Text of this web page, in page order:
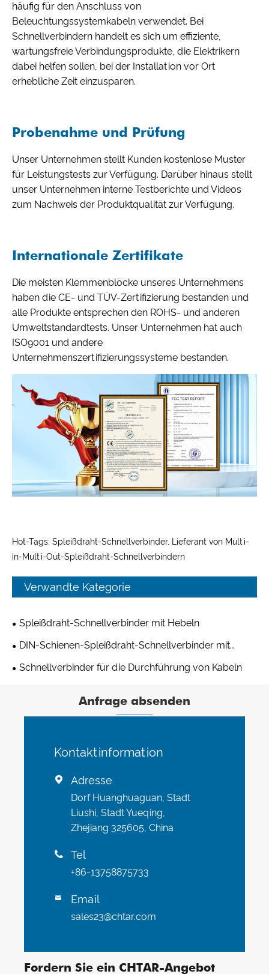
häufig für den Anschluss von
Beleuchtungssystemkabeln verwendet. Bei
Schnellverbindern handelt es sich um effiziente,
wartungsfreie Verbindungsprodukte, die Elektrikern
dabei helfen sollen, bei der Installation vor Ort
erhebliche Zeit einzusparen.
Probenahme und Prüfung
Unser Unternehmen stellt Kunden kostenlose Muster
für Leistungstests zur Verfügung. Darüber hinaus stellt
unser Unternehmen interne Testberichte und Videos
zum Nachweis der Produktqualität zur Verfügung.
Internationale Zertifikate
Die meisten Klemmenblöcke unseres Unternehmens
haben die CE- und TÜV-Zertifizierung bestanden und
alle Produkte entsprechen den ROHS- und anderen
Umweltstandardtests. Unser Unternehmen hat auch
ISO9001 und andere
Unternehmenszertifizierungssysteme bestanden.
Hot-Tags: Spleißdraht-Schnellverbinder, Lieferant von Multi-
in-Multi-Out-Spleißdraht-Schnellverbindern
Verwandte Kategorie
Spleißdraht-Schnellverbinder mit Hebeln
DIN-Schienen-Spleißdraht-Schnellverbinder mit
Hebeln
Schnellverbinder für die Durchführung von Kabeln
Anfrage absenden
Kontaktinformation
 Adresse
Dorf Huanghuaguan, Stadt
Liushi, Stadt Yueqing,
Zhejiang 325605, China
 Tel
+86-13758875733
 Email
sales23@chtar.com
Fordern Sie ein CHTAR-Angebot